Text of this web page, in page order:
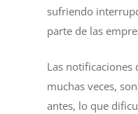
sufriendo
parte de las
Las notificaciones
muchas veces,
antes, lo que